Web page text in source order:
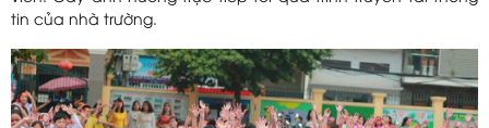
tin của nhà trường.